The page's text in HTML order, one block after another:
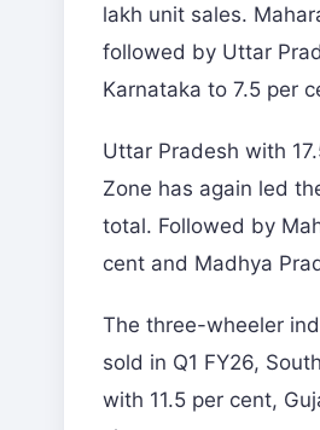
lakh unit sales.
followed by Uttar
Karnataka to 7.5 per
Uttar Pradesh with
Zone has again led
total. Followed by
cent and Madhya
The three-wheeler
sold in Q1 FY26,
with 11.5 per cent,